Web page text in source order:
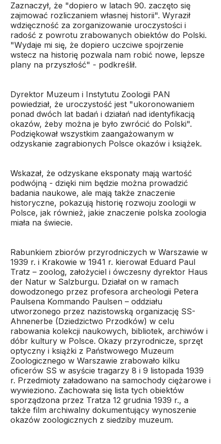
Zaznaczył, że "dopiero w latach 90. zaczęto się
zajmować rozliczaniem własnej historii". Wyraził
wdzięczność za zorganizowanie uroczystości i
radość z powrotu zrabowanych obiektów do Polski.
"Wydaje mi się, że dopiero uczciwe spojrzenie
wstecz na historię pozwala nam robić nowe, lepsze
plany na przyszłość" - podkreślił.
Dyrektor Muzeum i Instytutu Zoologii PAN
powiedział, że uroczystość jest "ukoronowaniem
ponad dwóch lat badań i działań nad identyfikacją
okazów, żeby można je było zwrócić do Polski".
Podziękował wszystkim zaangażowanym w
odzyskanie zagrabionych Polsce okazów i książek.
Wskazał, że odzyskane eksponaty mają wartość
podwójną - dzięki nim będzie można prowadzić
badania naukowe, ale mają także znaczenie
historyczne, pokazują historię rozwoju zoologii w
Polsce, jak również, jakie znaczenie polska zoologia
miała na świecie.
Rabunkiem zbiorów przyrodniczych w Warszawie w
1939 r. i Krakowie w 1941 r. kierował Eduard Paul
Tratz – zoolog, założyciel i ówczesny dyrektor Haus
der Natur w Salzburgu. Działał on w ramach
dowodzonego przez profesora archeologii Petera
Paulsena Kommando Paulsen – oddziału
utworzonego przez nazistowską organizację SS-
Ahnenerbe (Dziedzictwo Przodków) w celu
rabowania kolekcji naukowych, bibliotek, archiwów i
dóbr kultury w Polsce. Okazy przyrodnicze, sprzęt
optyczny i książki z Państwowego Muzeum
Zoologicznego w Warszawie zrabowało kilku
oficerów SS w asyście tragarzy 8 i 9 listopada 1939
r. Przedmioty załadowano na samochody ciężarowe i
wywieziono. Zachowała się lista tych obiektów
sporządzona przez Tratza 12 grudnia 1939 r., a
także film archiwalny dokumentujący wynoszenie
okazów zoologicznych z siedziby muzeum.